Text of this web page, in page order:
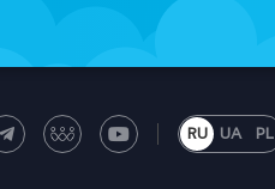
RU UA PL